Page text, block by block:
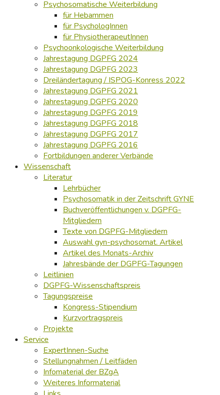
Psychosomatische Weiterbildung
für Hebammen
für PsychologInnen
für PhysiotherapeutInnen
Psychoonkologische Weiterbildung
Jahrestagung DGPFG 2024
Jahrestagung DGPFG 2023
Dreiländertagung / ISPOG-Konress 2022
Jahrestagung DGPFG 2021
Jahrestagung DGPFG 2020
Jahrestagung DGPFG 2019
Jahrestagung DGPFG 2018
Jahrestagung DGPFG 2017
Jahrestagung DGPFG 2016
Fortbildungen anderer Verbände
Wissenschaft
Literatur
Lehrbücher
Psychosomatik in der Zeitschrift GYNE
Buchveröffentlichungen v. DGPFG-
Mitgliedern
Texte von DGPFG-Mitgliedern
Auswahl gyn-psychosomat. Artikel
Artikel des Monats-Archiv
Jahresbände der DGPFG-Tagungen
Leitlinien
DGPFG-Wissenschaftspreis
Tagungspreise
Kongress-Stipendium
Kurzvortragspreis
Projekte
Service
ExpertInnen-Suche
Stellungnahmen / Leitfäden
Infomaterial der BZgA
Weiteres Informaterial